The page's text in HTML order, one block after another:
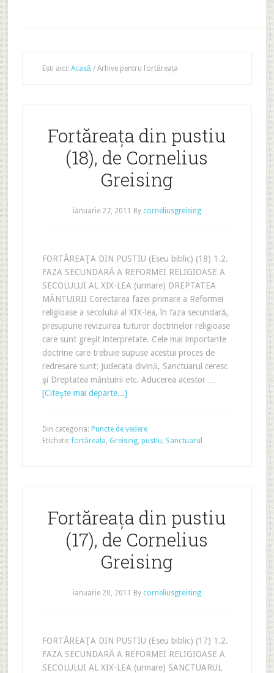
Ești aici: Acasă /Arhive pentru fortăreața
Fortăreața din pustiu
(18), de Cornelius
Greising
ianuarie 27, 2011 By corneliusgreising
FORTĂREAŢA DIN PUSTIU (Eseu biblic) (18) 1.2.
FAZA SECUNDARĂ A REFORMEI RELIGIOASE A
SECOLULUI AL XIX-LEA (urmare) DREPTATEA
MÂNTUIRII Corectarea fazei primare a Reformei
religioase a secolului al XIX-lea, în faza secundară,
presupune revizuirea tuturor doctrinelor religioase
care sunt greşit interpretate. Cele mai importante
doctrine care trebuie supuse acestui proces de
redresare sunt: Judecata divină, Sanctuarul ceresc
şi Dreptatea mântuirii etc. Aducerea acestor …
[Citeşte mai departe...]
Din categoria: Puncte de vedere
Etichete:fortăreața, Greising, pustiu, Sanctuarul
Fortăreața din pustiu
(17), de Cornelius
Greising
ianuarie 20, 2011 By corneliusgreising
FORTĂREAŢA DIN PUSTIU (Eseu biblic) (17) 1.2.
FAZA SECUNDARĂ A REFORMEI RELIGIOASE A
SECOLULUI AL XIX-LEA (urmare) SANCTUARUL